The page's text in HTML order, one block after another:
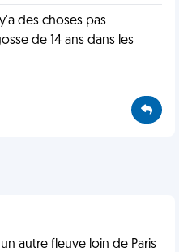
des choses pas
de 14 ans dans les
autre fleuve loin de Paris